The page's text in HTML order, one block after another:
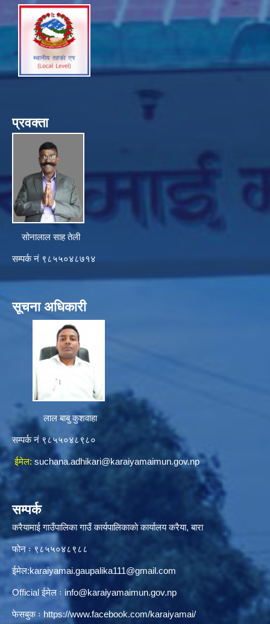
प्रवक्ता
सोनालाल साह तेली
सम्पर्क नं ९८५५०४८७१४
सूचना अधिकारी
लाल बाबु कुशवाहा
सम्पर्क नं ९८५५०४८९८०
ईमेल: suchana.adhikari@karaiyamaimun.gov.np
सम्पर्क
करैयामाई गाउँपालिका गाउँ कार्यपालिकाकाे कार्यालय करैया, बारा
फाेन ः ‌९८५५०४८९८८
ईमेल:karaiyamai.gaupalika111@gmail.com
Official ईमेल ः info@karaiyamaimun.gov.np
फेसबुक ः https://www.facebook.com/karaiyamai/